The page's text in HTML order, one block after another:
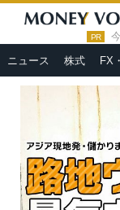
PR
ニュース 株式 FX
HOME » 人気連
円を2人でシェア